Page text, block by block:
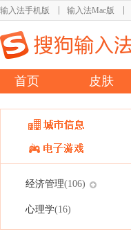
输入法手机版 输入法Mac版
首页 皮肤
经济管理(106)
心理学(16)